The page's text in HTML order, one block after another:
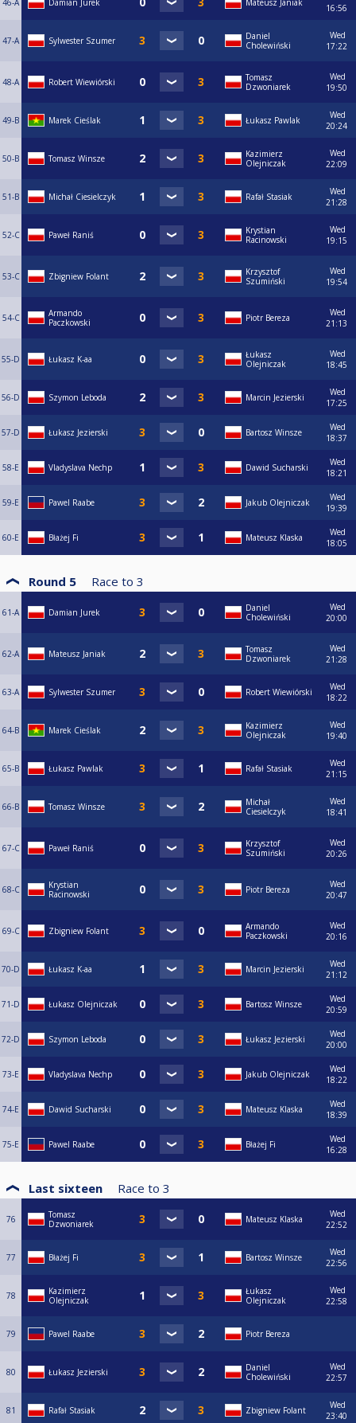
46-A Damian Jurek Mateusz Janiak
16:56
47-A Sylwester Szumer
Daniel
Cholewiński
Wed
17:22
48-A Robert Wiewiórski
Tomasz
Dzwoniarek
Wed
19:50
49-B Marek Cieślak Łukasz Pawlak
Wed
20:24
50-B Tomasz Winsze
Kazimierz
Olejniczak
Wed
22:09
51-B Michał Ciesielczyk Rafał Stasiak
Wed
21:28
52-C Paweł Raniś
Krystian
Racinowski
Wed
19:15
53-C Zbigniew Folant
Krzysztof
Szumiński
Wed
19:54
54-C
Armando
Paczkowski
Piotr Bereza
Wed
21:13
55-D Łukasz K-aa
Łukasz
Olejniczak
Wed
18:45
56-D Szymon Leboda Marcin Jezierski
Wed
17:25
57-D Łukasz Jezierski Bartosz Winsze
Wed
18:37
58-E Vladyslava Nechp Dawid Sucharski
Wed
18:21
59-E Pawel Raabe Jakub Olejniczak
Wed
19:39
60-E Błażej Fi Mateusz Klaska
Wed
18:05
Round 5 Race to 3
61-A Damian Jurek
Daniel
Cholewiński
Wed
20:00
62-A Mateusz Janiak
Tomasz
Dzwoniarek
Wed
21:28
63-A Sylwester Szumer Robert Wiewiórski
Wed
18:22
64-B Marek Cieślak
Kazimierz
Olejniczak
Wed
19:40
65-B Łukasz Pawlak Rafał Stasiak
Wed
21:15
66-B Tomasz Winsze
Michał
Ciesielczyk
Wed
18:41
67-C Paweł Raniś
Krzysztof
Szumiński
Wed
20:26
68-C
Krystian
Racinowski
Piotr Bereza
Wed
20:47
69-C Zbigniew Folant
Armando
Paczkowski
Wed
20:16
70-D Łukasz K-aa Marcin Jezierski
Wed
21:12
71-D Łukasz Olejniczak Bartosz Winsze
Wed
20:59
72-D Szymon Leboda Łukasz Jezierski
Wed
20:00
73-E Vladyslava Nechp Jakub Olejniczak
Wed
18:22
74-E Dawid Sucharski Mateusz Klaska
Wed
18:39
75-E Pawel Raabe Błażej Fi
Wed
16:28
Last sixteen Race to 3
76
Tomasz
Dzwoniarek
Mateusz Klaska
Wed
22:52
77 Błażej Fi Bartosz Winsze
Wed
22:56
78
Kazimierz
Olejniczak
Łukasz
Olejniczak
Wed
22:58
79 Pawel Raabe Piotr Bereza
80 Łukasz Jezierski
Daniel
Cholewiński
Wed
22:57
81 Rafał Stasiak Zbigniew Folant
Wed
23:40